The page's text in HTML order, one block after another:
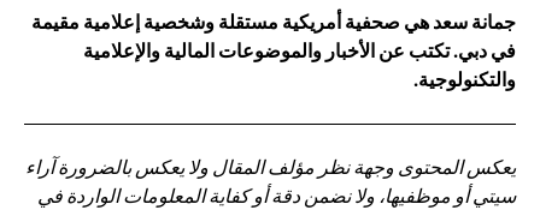
جمانة سعد هي صحفية أمريكية مستقلة وشخصية إعلامية مقيمة
في دبي. تكتب عن الأخبار والموضوعات المالية والإعلامية
والتكنولوجية.
يعكس المحتوى وجهة نظر مؤلف المقال ولا يعكس بالضرورة آراء
سيتي أو موظفيها، ولا نضمن دقة أو كفاية المعلومات الواردة في